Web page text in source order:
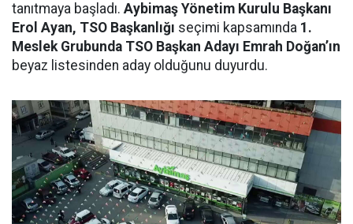
tanıtmaya başladı. Aybimaş Yönetim Kurulu Başkanı
Erol Ayan, TSO Başkanlığı seçimi kapsamında 1.
Meslek Grubunda TSO Başkan Adayı Emrah Doğan’ın
beyaz listesinden aday olduğunu duyurdu.